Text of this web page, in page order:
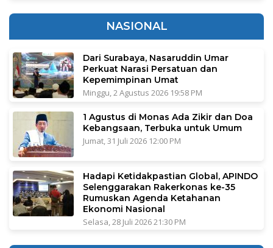
NASIONAL
Dari Surabaya, Nasaruddin Umar
Perkuat Narasi Persatuan dan
Kepemimpinan Umat
Minggu, 2 Agustus 2026 19:58 PM
1 Agustus di Monas Ada Zikir dan Doa
Kebangsaan, Terbuka untuk Umum
Jumat, 31 Juli 2026 12:00 PM
Hadapi Ketidakpastian Global, APINDO
Selenggarakan Rakerkonas ke-35
Rumuskan Agenda Ketahanan
Ekonomi Nasional
Selasa, 28 Juli 2026 21:30 PM